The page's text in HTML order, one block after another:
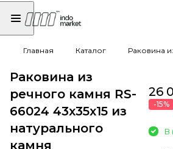
Главная Каталог Раковина
Раковина из
речного камня RS-
66024 43х35х15 из
натурального
камня
26
-15%
В